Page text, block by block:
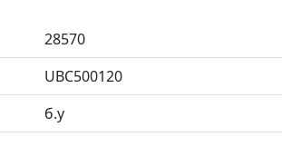
28570
UBC500120
б.у